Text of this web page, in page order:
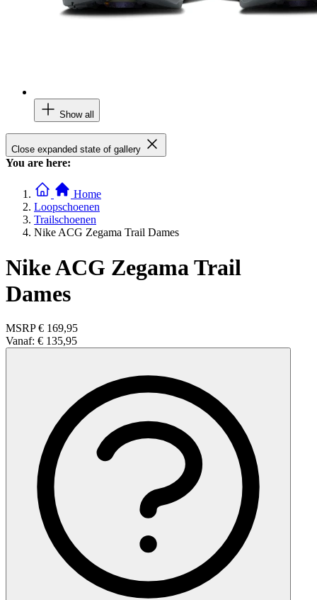
Show all
Close expanded state of gallery
You are here:
Home
Loopschoenen
Trailschoenen
Nike ACG Zegama Trail Dames
Nike ACG Zegama Trail
Dames
MSRP € 169,95
Vanaf: € 135,95